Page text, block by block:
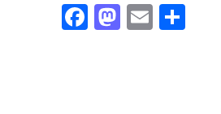
Facebook
Mastodon
Email